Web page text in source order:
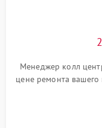
Менеджер колл
цене ремонта вашего